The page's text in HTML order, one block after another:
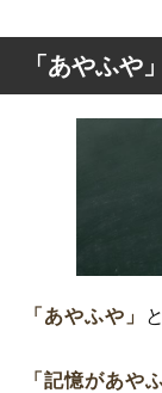
「あや
「あやふや
「あやふや」
「記憶があや